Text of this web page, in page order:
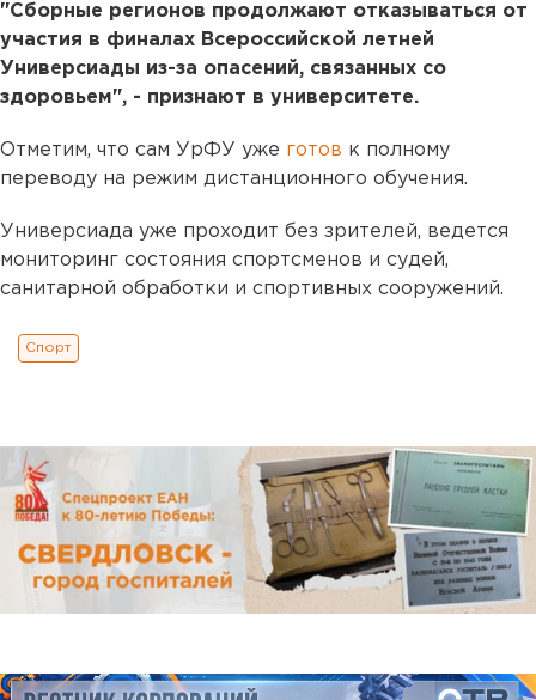
"Сборные регионов продолжают отказываться от
участия в финалах Всероссийской летней
Универсиады из-за опасений, связанных со
здоровьем", - признают в университете.
Отметим, что сам УрФУ уже готов к полному
переводу на режим дистанционного обучения.
Универсиада уже проходит без зрителей, ведется
мониторинг состояния спортсменов и судей,
санитарной обработки и спортивных сооружений.
Спорт